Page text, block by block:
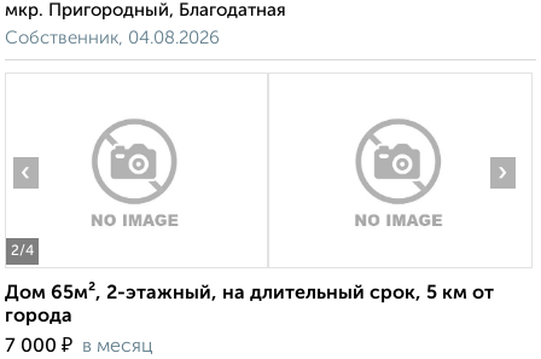
мкр. Пригородный, Благодатная
Собственник, 04.08.2026
2/4
‹ ›
Дом 65м², 2-этажный, на длительный срок, 5 км от
города
7 000 ₽ в месяц